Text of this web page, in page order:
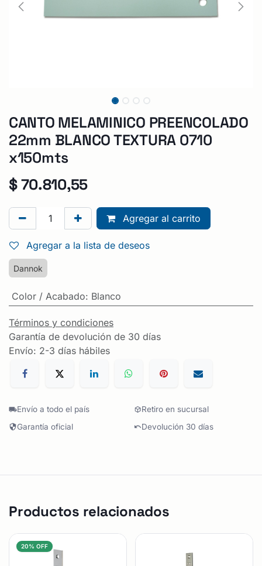
CANTO MELAMINICO PREENCOLADO
22mm BLANCO TEXTURA 0710
x150mts
$70.810,55
Agregar al carrito
Agregar a la lista de deseos
Dannok
Color / Acabado: Blanco
Términos y condiciones
Garantía de devolución de 30 días
Envío: 2-3 días hábiles
Envío a todo el país
Retiro en sucursal
Garantía oficial
Devolución 30 días
Productos relacionados
20% OFF